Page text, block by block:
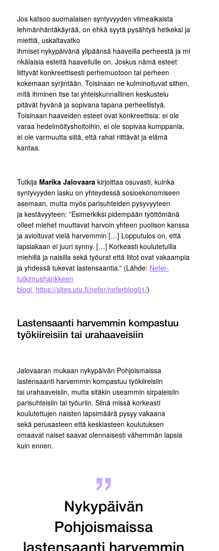
Jos katsoo suomalaisen syntyvyyden viimeaikaista
lehmänhäntäkäyrää, on ehkä syytä pysähtyä hetkeksi ja
miettiä, uskaltavatko
ihmiset nykypäivänä ylipäänsä haaveilla perheestä ja mi
nkälaisia esteitä haaveilulle on. Joskus nämä esteet
liittyvät konkreettisesti perhemuotoon tai perheen
kokemaan syrjintään. Toisinaan ne kulminoituvat siihen,
mitä ihminen itse tai yhteiskunnallinen keskustelu
pitävät hyvänä ja sopivana tapana perheellistyä.
Toisinaan haaveiden esteet ovat konkreettisia: ei ole
varaa hedelmöityshoitoihin, ei ole sopivaa kumppania,
ei ole varmuutta siitä, että rahat riittävät ja elämä
kantaa.
Tutkija Marika Jalovaara kirjoittaa osuvasti, kuinka
syntyvyyden lasku on yhteydessä sosioekonomiseen
asemaan, mutta myös parisuhteiden pysyvyyteen
ja kestävyyteen: ”Esimerkiksi pidempään työttömänä
olleet miehet muuttavat harvoin yhteen puolison kanssa
ja avioituvat vielä harvemmin […] Lopputulos on, että
lapsiakaan ei juuri synny. […] Korkeasti koulutetuilla
miehillä ja naisilla sekä työurat että liitot ovat vakaampia
ja yhdessä tukevat lastensaantia.” (Lähde: Nefer-
tutkimushankkeen
blogi https://sites.utu.fi/nefer/neferblog01/)
Lastensaanti harvemmin kompastuu
työkiireisiin tai urahaaveisiin
Jalovaaran mukaan nykypäivän Pohjoismaissa
lastensaanti harvemmin kompastuu työkiireisiin
tai urahaaveisiin, mutta sitäkin useammin sirpaleisiin
parisuhteisiin tai työuriin. Siinä missä korkeasti
koulutettujen naisten lapsimäärä pysyy vakaana
sekä perusasteen että keskiasteen koulutuksen
omaavat naiset saavat olennaisesti vähemmän lapsia
kuin ennen.
Nykypäivän
Pohjoismaissa